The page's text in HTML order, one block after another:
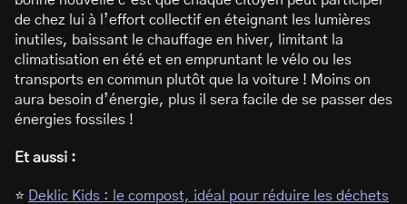
de chez lui à l’effort collectif en éteignant les lumières
inutiles, baissant le chauffage en hiver, limitant la
climatisation en été et en empruntant le vélo ou les
transports en commun plutôt que la voiture ! Moins on
aura besoin d’énergie, plus il sera facile de se passer des
énergies fossiles !
Et aussi :
⭐
Deklic Kids : le compost, idéal pour réduire les déchets